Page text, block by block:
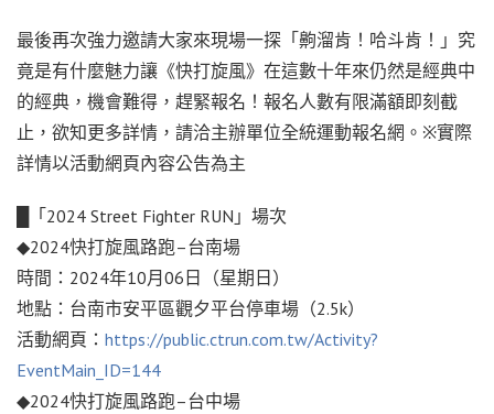
最後再次強力邀請大家來現場一探「齁溜肯！哈斗肯！」究
竟是有什麼魅力讓《快打旋風》在這數十年來仍然是經典中
的經典，機會難得，趕緊報名！報名人數有限滿額即刻截
止，欲知更多詳情，請洽主辦單位全統運動報名網。 ※實際
詳情以活動網頁內容公告為主
「 2024 Street Fighter RUN 」場次
◆2024快打旋風路跑–台南場
時間： 2024年10月 06 日（星期日）
地點：台南市安平區觀夕平台停車場（2.5k）
活動網頁： https://public.ctrun.com.tw/Activity?
EventMain_ID=144
◆2024快打旋風路跑–台中場